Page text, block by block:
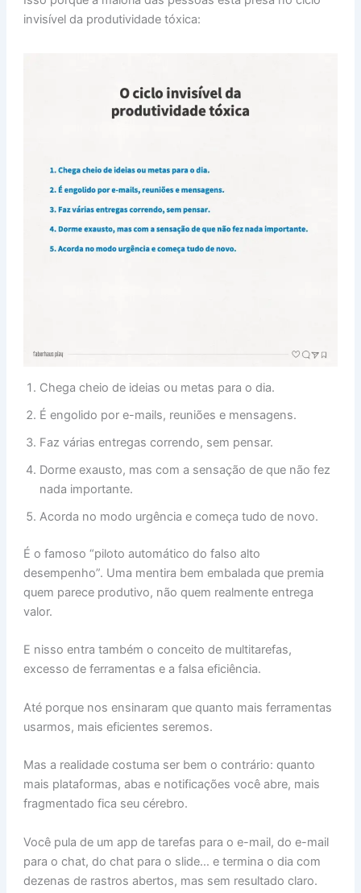
invisível da produtividade tóxica:
Chega cheio de ideias ou metas para o dia.
É engolido por e-mails, reuniões e mensagens.
Faz várias entregas correndo, sem pensar.
Dorme exausto, mas com a sensação de que não fez
nada importante.
Acorda no modo urgência e começa tudo de novo.
É o famoso “piloto automático do falso alto
desempenho”. Uma mentira bem embalada que premia
quem parece produtivo, não quem realmente entrega
valor.
E nisso entra também o conceito de multitarefas,
excesso de ferramentas e a falsa eficiência.
Até porque nos ensinaram que quanto mais ferramentas
usarmos, mais eficientes seremos.
Mas a realidade costuma ser bem o contrário: quanto
mais plataformas, abas e notificações você abre, mais
fragmentado fica seu cérebro.
Você pula de um app de tarefas para o e-mail, do e-mail
para o chat, do chat para o slide… e termina o dia com
dezenas de rastros abertos, mas sem resultado claro.